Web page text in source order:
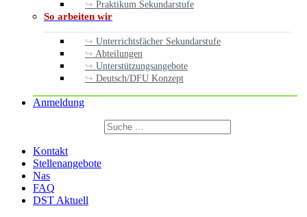
Praktikum Sekundarstufe
So arbeiten wir
Unterrichtsfächer Sekundarstufe
Abteilungen
Unterstützungsangebote
Deutsch/DFU Konzept
Anmeldung
Suchen
nach:
Kontakt
Stellenangebote
Nas
FAQ
DST Aktuell